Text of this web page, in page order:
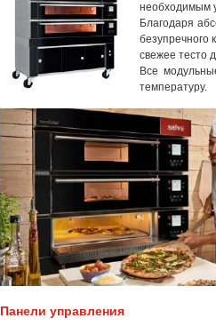
необходимым
Благодаря
безупречного
свежее тесто
Все
температуру.
Панели управления